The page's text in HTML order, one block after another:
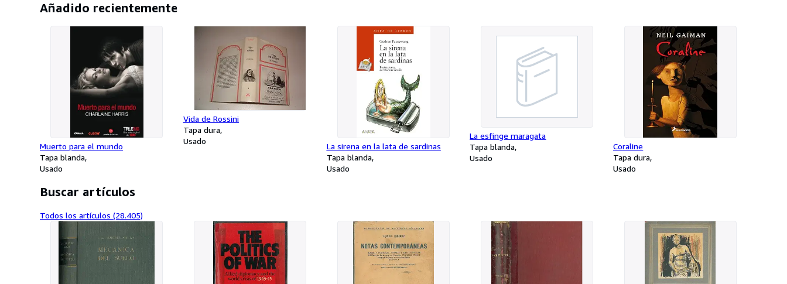
Añadido recientemente
Muerto para el mundo
Tapa blanda
Usado
Vida de Rossini
Tapa dura
Usado
La sirena en la lata de sardinas
Tapa blanda
Usado
La esfinge maragata
Tapa blanda
Usado
Coraline
Tapa dura
Usado
Buscar artículos
Todos los artículos (28.405)